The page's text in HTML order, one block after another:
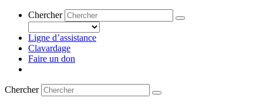
Chercher
Ligne d’assistance
Clavardage
Faire un don
Chercher